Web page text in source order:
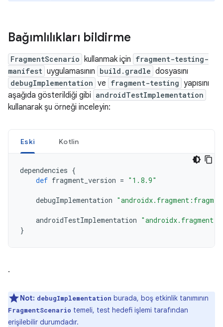
Bağımlılıkları bildirme
FragmentScenario kullanmak için fragment-testing-
manifest uygulamasının build.gradle dosyasını
debugImplementation ve fragment-testing yapısını
aşağıda gösterildiği gibi androidTestImplementation
kullanarak şu örneği inceleyin:
Eski Kotlin
dependencies {
def fragment_version = "1.8.9"
debugImplementation
androidTestImplementation
}
.
Not: debugImplementation burada, boş etkinlik tanımının
FragmentScenario temeli, test hedefi işlemi tarafından
erişilebilir durumdadır.